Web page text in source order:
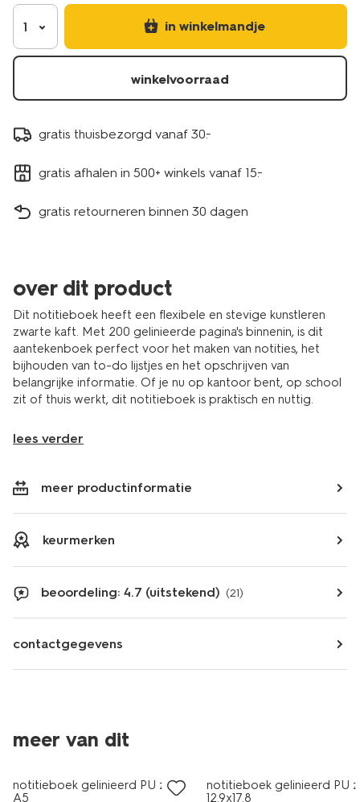
18.5x25.5-
-14100173.html
1 in winkelmandje
winkelvoorraad
gratis thuisbezorgd vanaf 30.-
gratis afhalen in 500+ winkels vanaf 15.-
gratis retourneren binnen 30 dagen
over dit product
Dit notitieboek heeft een flexibele en stevige kunstleren
zwarte kaft. Met 200 gelinieerde pagina's binnenin, is dit
aantekenboek perfect voor het maken van notities, het
bijhouden van to-do lijstjes en het opschrijven van
belangrijke informatie. Of je nu op kantoor bent, op school
zit of thuis werkt, dit notitieboek is praktisch en nuttig.
lees verder
meer productinformatie
keurmerken
beoordeling: 4.7 (uitstekend) (21)
contactgegevens
meer van dit
notitieboek gelinieerd PU zwart
A5
notitieboek gelinieerd PU
12.9x17.8